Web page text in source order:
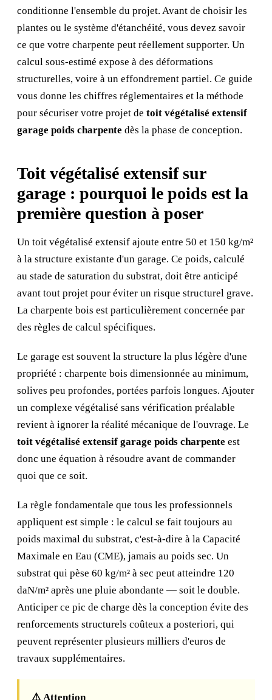
conditionne l'ensemble du projet. Avant de choisir les
plantes ou le système d'étanchéité, vous devez savoir
ce que votre charpente peut réellement supporter. Un
calcul sous-estimé expose à des déformations
structurelles, voire à un effondrement partiel. Ce guide
vous donne les chiffres réglementaires et la méthode
pour sécuriser votre projet de toit végétalisé extensif
garage poids charpente dès la phase de conception.
Toit végétalisé extensif sur
garage : pourquoi le poids est la
première question à poser
Un toit végétalisé extensif ajoute entre 50 et 150 kg/m²
à la structure existante d'un garage. Ce poids, calculé
au stade de saturation du substrat, doit être anticipé
avant tout projet pour éviter un risque structurel grave.
La charpente bois est particulièrement concernée par
des règles de calcul spécifiques.
Le garage est souvent la structure la plus légère d'une
propriété : charpente bois dimensionnée au minimum,
solives peu profondes, portées parfois longues. Ajouter
un complexe végétalisé sans vérification préalable
revient à ignorer la réalité mécanique de l'ouvrage. Le
toit végétalisé extensif garage poids charpente est
donc une équation à résoudre avant de commander
quoi que ce soit.
La règle fondamentale que tous les professionnels
appliquent est simple : le calcul se fait toujours au
poids maximal du substrat, c'est-à-dire à la Capacité
Maximale en Eau (CME), jamais au poids sec. Un
substrat qui pèse 60 kg/m² à sec peut atteindre 120
daN/m² après une pluie abondante — soit le double.
Anticiper ce pic de charge dès la conception évite des
renforcements structurels coûteux a posteriori, qui
peuvent représenter plusieurs milliers d'euros de
travaux supplémentaires.
⚠️ Attention